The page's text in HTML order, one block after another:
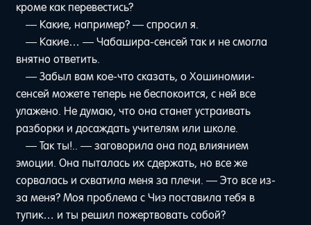
кроме как перевестись?
— Какие, например? — спросил я.
— Какие… — Чабашира-сенсей так и не смогла
внятно ответить.
— Забыл вам кое-что сказать, о Хошиномии-
сенсей можете теперь не беспокоится, с ней все
улажено. Не думаю, что она станет устраивать
разборки и досаждать учителям или школе.
— Так ты!.. — заговорила она под влиянием
эмоции. Она пыталась их сдержать, но все же
сорвалась и схватила меня за плечи. — Это все из-
за меня? Моя проблема с Чиэ поставила тебя в
тупик… и ты решил пожертвовать собой?